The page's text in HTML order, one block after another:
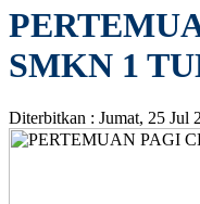
SMKN 1
Diterbitkan : Jumat, 25 Jul